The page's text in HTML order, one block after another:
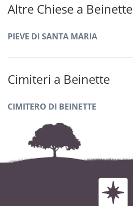
Altre Chiese a Beinette
PIEVE DI SANTA MARIA
Cimiteri a Beinette
CIMITERO DI BEINETTE